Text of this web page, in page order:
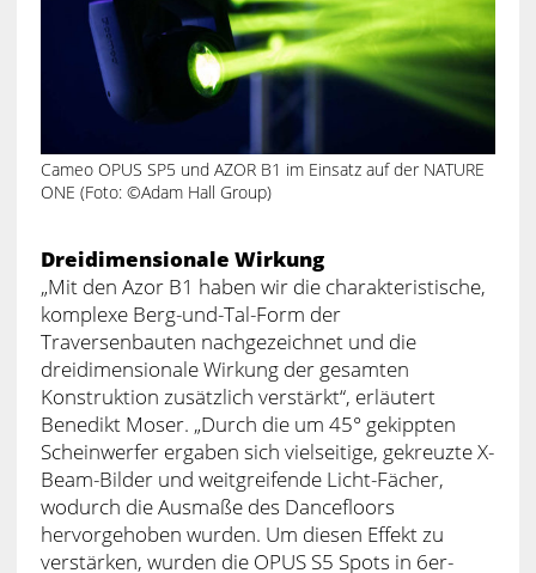
Cameo OPUS SP5 und AZOR B1 im Einsatz auf der NATURE
ONE (Foto: ©Adam Hall Group)
Dreidimensionale Wirkung
„Mit den Azor B1 haben wir die charakteristische,
komplexe Berg-und-Tal-Form der
Traversenbauten nachgezeichnet und die
dreidimensionale Wirkung der gesamten
Konstruktion zusätzlich verstärkt“, erläutert
Benedikt Moser. „Durch die um 45° gekippten
Scheinwerfer ergaben sich vielseitige, gekreuzte X-
Beam-Bilder und weitgreifende Licht-Fächer,
wodurch die Ausmaße des Dancefloors
hervorgehoben wurden. Um diesen Effekt zu
verstärken, wurden die OPUS S5 Spots in 6er-